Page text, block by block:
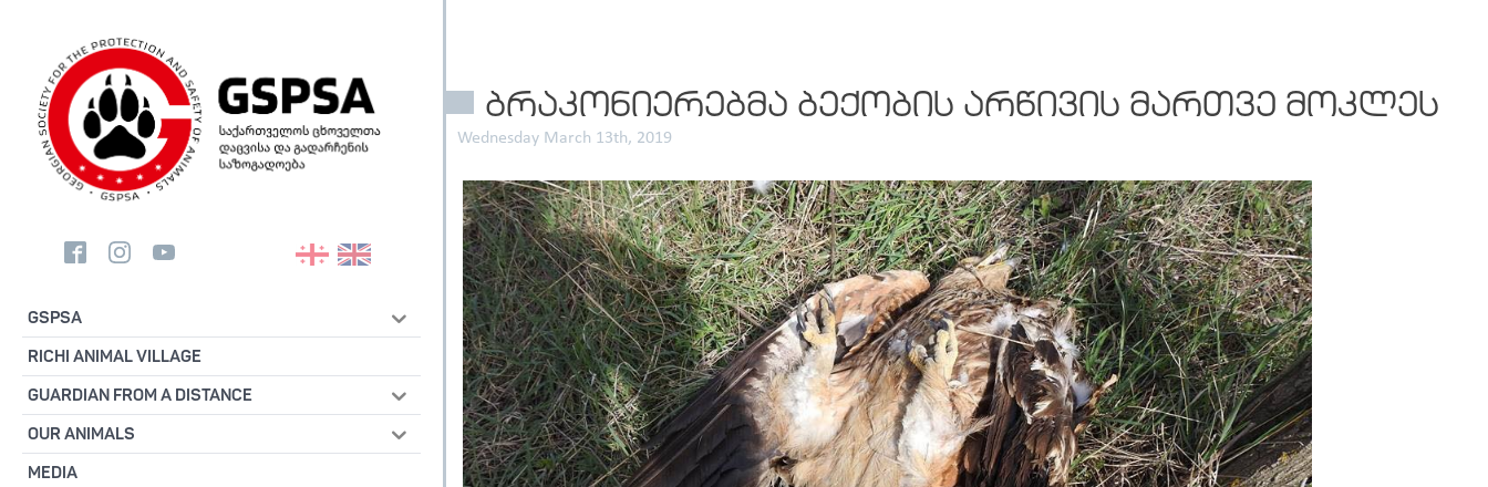
GSPSA
RICHI ANIMAL VILLAGE
GUARDIAN FROM A DISTANCE
OUR ANIMALS
MEDIA
ᲑᲠᲐᲙᲝᲜᲘᲔᲠᲔᲑᲛᲐ ᲑᲔᲥᲝᲑᲘᲡ ᲐᲠᲬᲘᲕᲘᲡ ᲛᲐᲠᲗᲕᲔ ᲛᲝᲙᲚᲔᲡ
Wednesday March 13th, 2019